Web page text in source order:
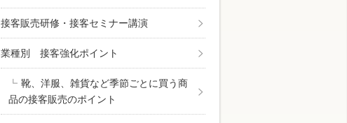
接客販売研修・接客セミナー講演
業種別 接客強化ポイント
靴、洋服、雑貨など季節ごとに買う商
品の接客販売のポイント